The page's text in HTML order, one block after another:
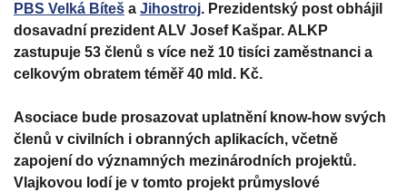
PBS Velká Bíteš a Jihostroj. Prezidentský post obhájil
dosavadní prezident ALV Josef Kašpar. ALKP
zastupuje 53 členů s více než 10 tisíci zaměstnanci a
celkovým obratem téměř 40 mld. Kč.
Asociace bude prosazovat uplatnění know-how svých
členů v civilních i obranných aplikacích, včetně
zapojení do významných mezinárodních projektů.
Vlajkovou lodí je v tomto projekt průmyslové